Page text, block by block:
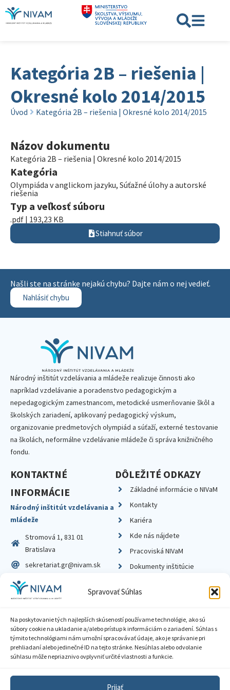
Spravovať Súhlas
Na poskytovanie tých najlepších skúseností používame technológie, ako sú
súbory cookie na ukladanie a/alebo prístup k informáciám o zariadení. Súhlas s
týmito technológiami nám umožní spracovávať údaje, ako je správanie pri
prehliadaní alebo jedinečné ID na tejto stránke. Nesúhlas alebo odvolanie
súhlasu môže nepriaznivo ovplyvniť určité vlastnosti a funkcie.
Prijať
Kategória 2B – riešenia |
Okresné kolo 2014/2015
Úvod Kategória 2B – riešenia | Okresné kolo 2014/2015
Názov dokumentu
Kategória 2B – riešenia | Okresné kolo 2014/2015
Kategória
Olympiáda v anglickom jazyku, Súťažné úlohy a autorské
riešenia
Typ a veľkosť súboru
.pdf | 193,23 KB
Stiahnuť súbor
Našli ste na stránke nejakú chybu? Dajte nám o nej vedieť.
Nahlásiť chybu
Národný inštitút vzdelávania a mládeže realizuje činnosti ako
napríklad vzdelávanie a poradenstvo pedagogickým a
nepedagogickým zamestnancom, metodické usmerňovanie škôl a
školských zariadení, aplikovaný pedagogický výskum,
organizovanie predmetových olympiád a súťaží, externé testovanie
na školách, neformálne vzdelávanie mládeže či správa knižničného
fondu.
KONTAKTNÉ
INFORMÁCIE
Národný inštitút vzdelávania a
mládeže
Stromová 1, 831 01
Bratislava
sekretariat.gr@nivam.sk
IČO: 00164348
DIČ: 2020798714
DÔLEŽITÉ ODKAZY
Základné informácie o NIVaM
Kontakty
Kariéra
Kde nás nájdete
Pracoviská NIVaM
Dokumenty inštitúcie
Zásady ochrany súkromia